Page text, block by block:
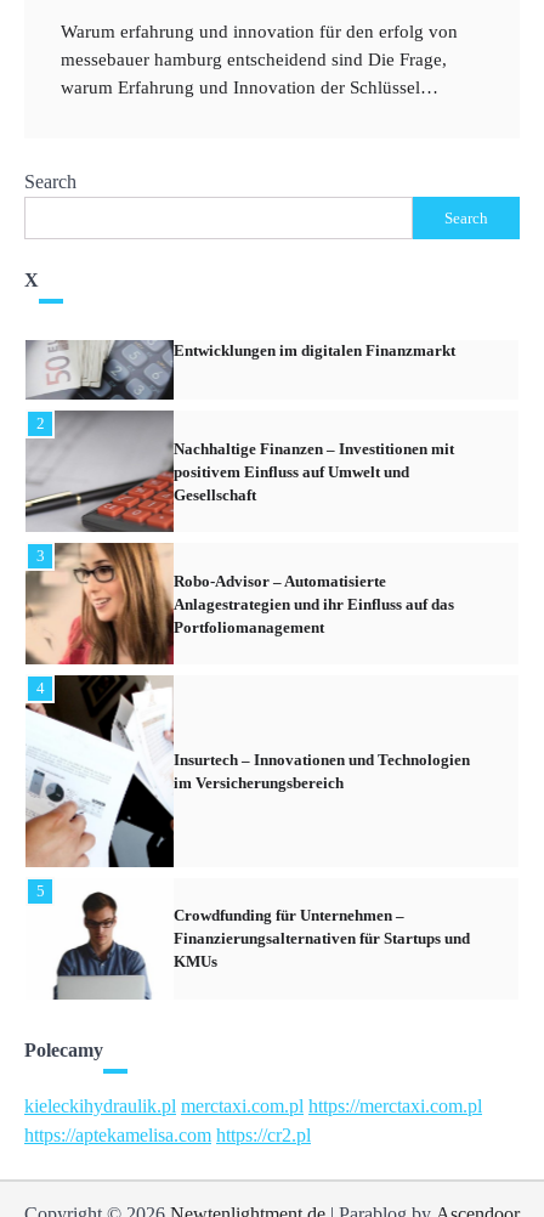
Warum erfahrung und innovation für den erfolg von
messebauer hamburg entscheidend sind Die Frage,
warum Erfahrung und Innovation der Schlüssel…
Search
Search
X
Crowdfunding für Unternehmen –
Finanzierungsalternativen für Startups und
KMUs
Devisenhandel – Grundlagen des Forex-
1
Entwicklungen im digitalen Finanzmarkt
2
Nachhaltige Finanzen – Investitionen mit
positivem Einfluss auf Umwelt und
Gesellschaft
3
Robo-Advisor – Automatisierte
Anlagestrategien und ihr Einfluss auf das
Portfoliomanagement
4
Insurtech – Innovationen und Technologien
im Versicherungsbereich
5
Crowdfunding für Unternehmen –
Finanzierungsalternativen für Startups und
KMUs
Polecamy
kieleckihydraulik.pl merctaxi.com.pl https://merctaxi.com.pl
https://aptekamelisa.com https://cr2.pl